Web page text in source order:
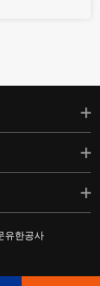
유한공사